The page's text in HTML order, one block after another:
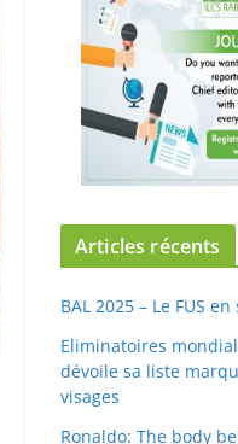
Articles récents
BAL 2025 – Le FUS
Eliminatoires
dévoile sa liste
visages
Ronaldo: The body